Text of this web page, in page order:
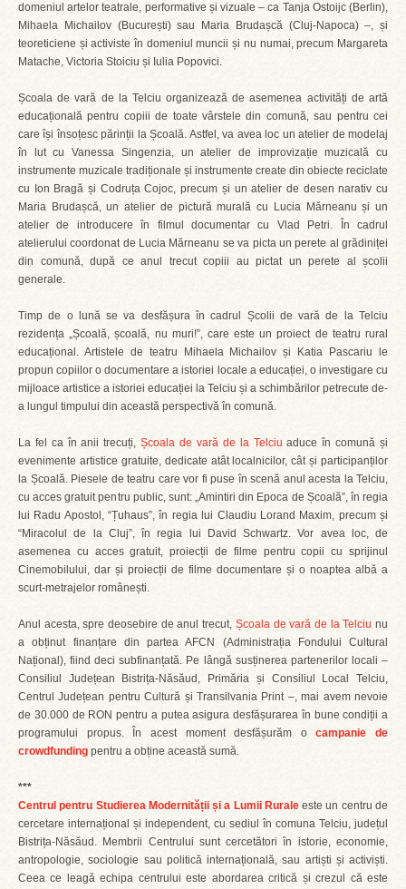
domeniul artelor teatrale, performative și vizuale – ca Tanja Ostoijc (Berlin),
Mihaela Michailov (București) sau Maria Brudașcă (Cluj-Napoca) –, și
teoreticiene și activiste în domeniul muncii și nu numai, precum Margareta
Matache, Victoria Stoiciu și Iulia Popovici.
Școala de vară de la Telciu organizează de asemenea activități de artă
educațională pentru copiii de toate vârstele din comună, sau pentru cei
care își însoțesc părinții la Școală. Astfel, va avea loc un atelier de modelaj
în lut cu Vanessa Singenzia, un atelier de improvizație muzicală cu
instrumente muzicale tradiționale și instrumente create din obiecte reciclate
cu Ion Bragă și Codruța Cojoc, precum și un atelier de desen narativ cu
Maria Brudașcă, un atelier de pictură murală cu Lucia Mărneanu și un
atelier de introducere în filmul documentar cu Vlad Petri. În cadrul
atelierului coordonat de Lucia Mărneanu se va picta un perete al grădiniței
din comună, după ce anul trecut copiii au pictat un perete al școlii
generale.
Timp de o lună se va desfășura în cadrul Școlii de vară de la Telciu
rezidența „Școală, școală, nu muri!”, care este un proiect de teatru rural
educațional. Artistele de teatru Mihaela Michailov și Katia Pascariu le
propun copiilor o documentare a istoriei locale a educației, o investigare cu
mijloace artistice a istoriei educației la Telciu și a schimbărilor petrecute de-
a lungul timpului din această perspectivă în comună.
La fel ca în anii trecuți,Școala de vară de la Telciu aduce în comună și
evenimente artistice gratuite, dedicate atât localnicilor, cât și participanților
la Școală. Piesele de teatru care vor fi puse în scenă anul acesta la Telciu,
cu acces gratuit pentru public, sunt: „Amintiri din Epoca de Școală”, în regia
lui Radu Apostol, “Țuhaus”, în regia lui Claudiu Lorand Maxim, precum și
“Miracolul de la Cluj”, în regia lui David Schwartz. Vor avea loc, de
asemenea cu acces gratuit, proiecții de filme pentru copii cu sprijinul
Cinemobilului, dar și proiecții de filme documentare și o noaptea albă a
scurt-metrajelor românești.
Anul acesta, spre deosebire de anul trecut, Școala de vară de la Telciu nu
a obținut finanțare din partea AFCN (Administrația Fondului Cultural
Național), fiind deci subfinanțată. Pe lângă susținerea partenerilor locali –
Consiliul Județean Bistrița-Năsăud, Primăria și Consiliul Local Telciu,
Centrul Județean pentru Cultură și Transilvania Print –, mai avem nevoie
de 30.000 de RON pentru a putea asigura desfășurarea în bune condiții a
programului propus. În acest moment desfășurăm ocampanie de
crowdfunding pentru a obține această sumă.
***
Centrul pentru Studierea Modernității și a Lumii Ruraleeste un centru de
cercetare internațional și independent, cu sediul în comuna Telciu, județul
Bistrița-Năsăud. Membrii Centrului sunt cercetători în istorie, economie,
antropologie, sociologie sau politică internațională, sau artiști și activiști.
Ceea ce leagă echipa centrului este abordarea critică și crezul că este